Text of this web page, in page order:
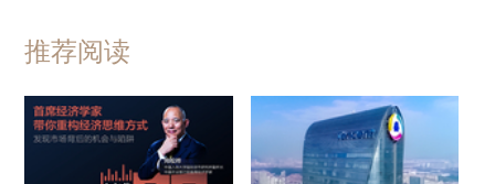
推荐阅读